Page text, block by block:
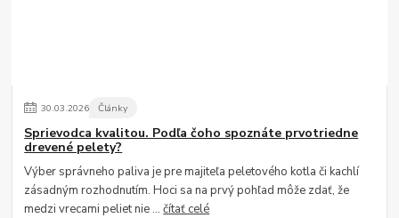
30.03.2026 Články
Sprievodca kvalitou. Podľa čoho spoznáte prvotriedne
drevené pelety?
Výber správneho paliva je pre majiteľa peletového kotla či kachlí
zásadným rozhodnutím. Hoci sa na prvý pohľad môže zdať, že
medzi vrecami peliet nie ...čítať celé